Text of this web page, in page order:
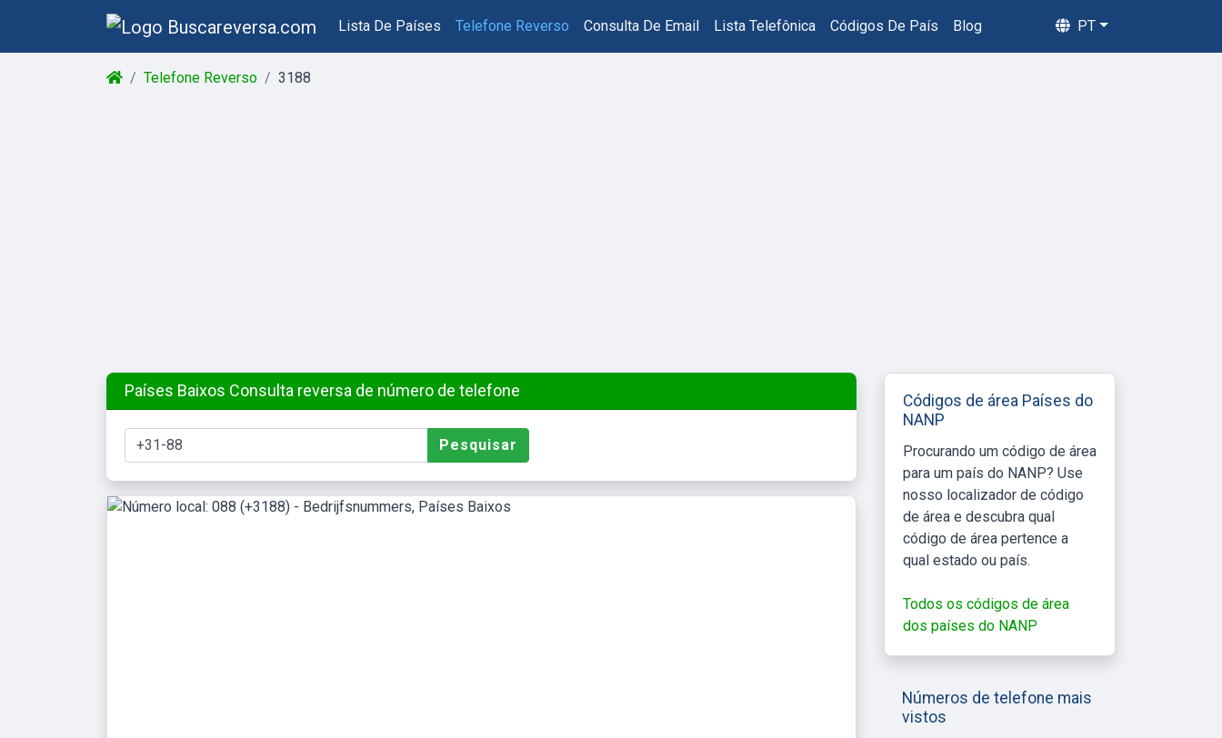
Lista De Países Telefone Reverso Consulta De Email Lista Telefônica Códigos De País Blog PT
Telefone Reverso 3188
Países Baixos Consulta reversa de número de telefone
Pesquisar
Códigos de área Países do
NANP
Procurando um código de área
para um país do NANP? Use
nosso localizador de código
de área e descubra qual
código de área pertence a
qual estado ou país.
Todos os códigos de área
dos países do NANP
Números de telefone mais
vistos